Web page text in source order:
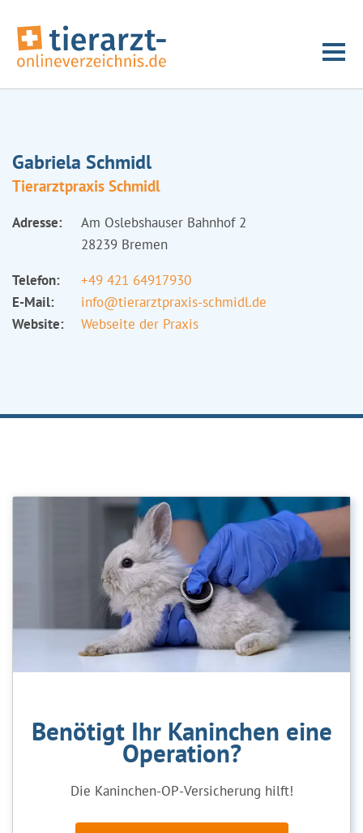
Gabriela Schmidl
Tierarztpraxis Schmidl
Adresse:
Am Oslebshauser Bahnhof 2
28239 Bremen
Telefon:
+49 421 64917930
E-Mail:
info@tierarztpraxis-schmidl.de
Website:
Webseite der Praxis
Benötigt Ihr Kaninchen eine
Operation?
Die Kaninchen-OP-Versicherung hilft!